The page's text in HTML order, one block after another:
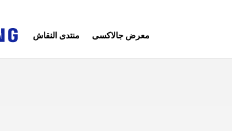
منتدى النقاش معرض جالاكسى